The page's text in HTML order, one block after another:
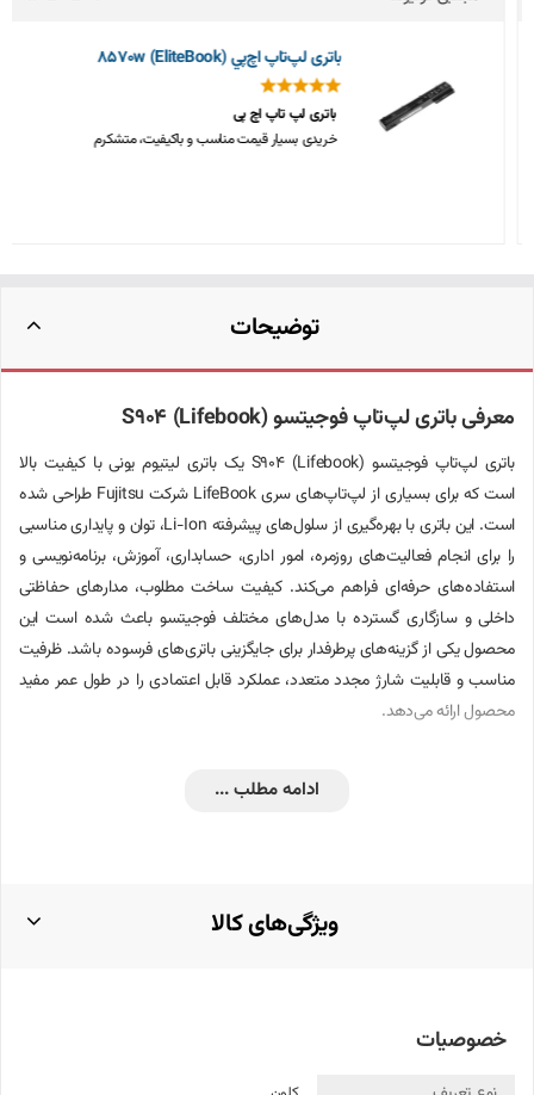
باتری لپ‌تاپ اچ‌پي 8570w (EliteBook)
باتری لپ تاپ اچ پی
خریدی بسیار قیمت مناسب و باکیفیت، متشکرم
توضیحات
معرفی باتری لپ‌تاپ فوجیتسو S904 (Lifebook)
باتری لپ‌تاپ فوجیتسو S904 (Lifebook) یک باتری لیتیوم یونی با کیفیت بالا
است که برای بسیاری از لپ‌تاپ‌های سری LifeBook شرکت Fujitsu طراحی شده
است. این باتری با بهره‌گیری از سلول‌های پیشرفته Li-Ion، توان و پایداری مناسبی
را برای انجام فعالیت‌های روزمره، امور اداری، حسابداری، آموزش، برنامه‌نویسی و
استفاده‌های حرفه‌ای فراهم می‌کند. کیفیت ساخت مطلوب، مدارهای حفاظتی
داخلی و سازگاری گسترده با مدل‌های مختلف فوجیتسو باعث شده است این
محصول یکی از گزینه‌های پرطرفدار برای جایگزینی باتری‌های فرسوده باشد. ظرفیت
مناسب و قابلیت شارژ مجدد متعدد، عملکرد قابل اعتمادی را در طول عمر مفید
محصول ارائه می‌دهد.
لپ‌تاپ در محیط‌های بسیار گرم، داخل خودرو یا در معرض تابش مستقیم آفتاب
می‌تواند موجب کاهش عمر سلول‌های باتری شود. همچنین در صورت عدم
مدارهای محافظ داخلی این باتری از دستگاه در برابر افزایش جریان، اتصال کوتاه،
ادامه مطلب ...
ویژگی‌های کالا
خصوصیات